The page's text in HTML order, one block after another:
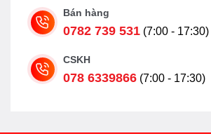
Bán hàng
0782 739 531 (7:00 - 17:30)
CSKH
078 6339866 (7:00 - 17:30)